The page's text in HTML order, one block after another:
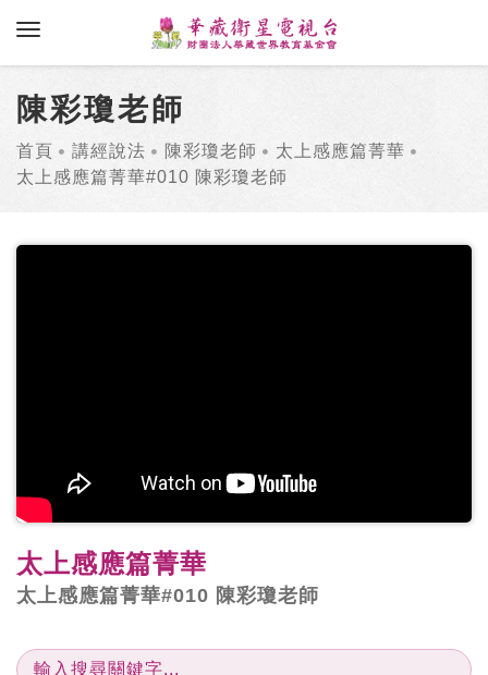
toggle navigation
陳彩瓊老師
首頁 講經說法 陳彩瓊老師
太上感應篇菁華
太上感應篇菁華#010 陳彩瓊老師
太上感應篇菁華
太上感應篇菁華#010 陳彩瓊老師